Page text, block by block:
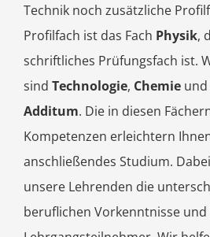
Technik noch zusätzliche
Profilfach ist das Fach Physik,
schriftliches Prüfungsfach ist.
sind Technologie, Chemieund
Additum. Die in diesen
Kompetenzen erleichtern
anschließendes Studium.
unsere Lehrenden die
beruflichen Vorkenntnisse